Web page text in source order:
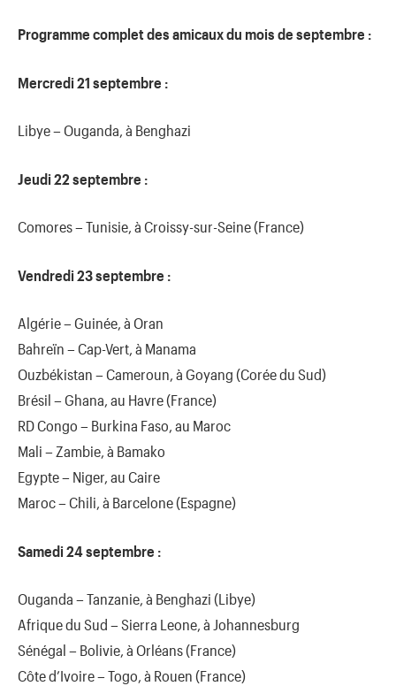
Programme complet des amicaux du mois de septembre :
Mercredi 21 septembre :
Libye – Ouganda, à Benghazi
Jeudi 22 septembre :
Comores – Tunisie, à Croissy-sur-Seine (France)
Vendredi 23 septembre :
Algérie – Guinée, à Oran
Bahreïn – Cap-Vert, à Manama
Ouzbékistan – Cameroun, à Goyang (Corée du Sud)
Brésil – Ghana, au Havre (France)
RD Congo – Burkina Faso, au Maroc
Mali – Zambie, à Bamako
Egypte – Niger, au Caire
Maroc – Chili, à Barcelone (Espagne)
Samedi 24 septembre :
Ouganda – Tanzanie, à Benghazi (Libye)
Afrique du Sud – Sierra Leone, à Johannesburg
Sénégal – Bolivie, à Orléans (France)
Côte d’Ivoire – Togo, à Rouen (France)